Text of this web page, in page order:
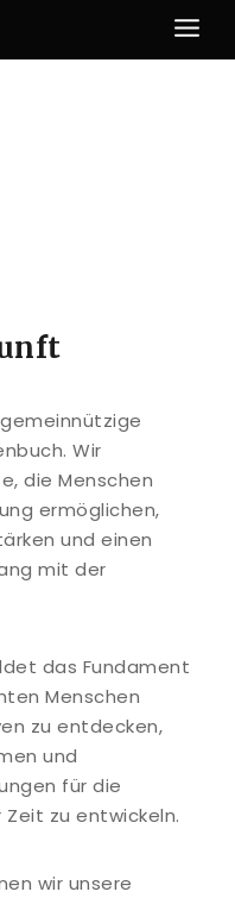
Wir
die Menschen
ermöglichen,
und einen
mit der
das Fundament
Menschen
zu entdecken,
und
für die
zu entwickeln.
wir unsere